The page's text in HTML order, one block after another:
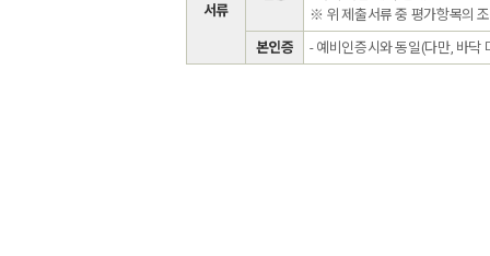
서류
※ 위 제출서류 중 평가항목의
본인증
- 예비인증시와 동일(다만, 바닥